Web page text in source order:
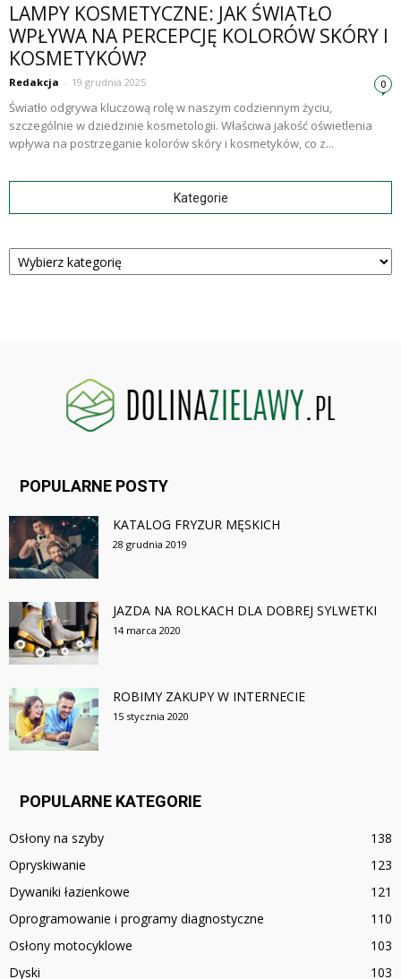
LAMPY KOSMETYCZNE: JAK ŚWIATŁO
WPŁYWA NA PERCEPCJĘ KOLORÓW SKÓRY I
KOSMETYKÓW?
Redakcja - 19 grudnia 2025 0
Światło odgrywa kluczową rolę w naszym codziennym życiu,
szczególnie w dziedzinie kosmetologii. Właściwa jakość oświetlenia
wpływa na postrzeganie kolorów skóry i kosmetyków, co z...
Kategorie
Kategorie
POPULARNE POSTY
KATALOG FRYZUR MĘSKICH
28 grudnia 2019
JAZDA NA ROLKACH DLA DOBREJ SYLWETKI
14 marca 2020
ROBIMY ZAKUPY W INTERNECIE
15 stycznia 2020
POPULARNE KATEGORIE
Osłony na szyby
138
Opryskiwanie
123
Dywaniki łazienkowe
121
Oprogramowanie i programy diagnostyczne
110
Osłony motocyklowe
103
Dyski
103